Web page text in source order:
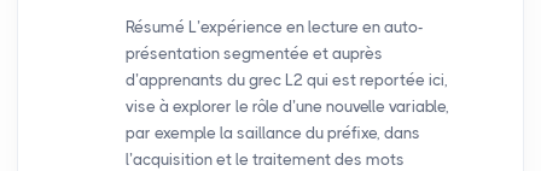
Résumé L’expérience en lecture en auto-
présentation segmentée et auprès
d’apprenants du grec L2 qui est reportée ici,
vise à explorer le rôle d’une nouvelle variable,
par exemple la saillance du préfixe, dans
l’acquisition et le traitement des mots